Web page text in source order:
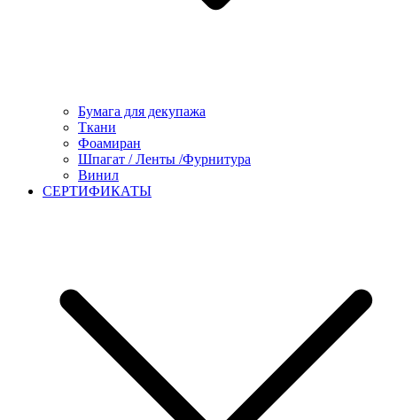
Бумага для декупажа
Ткани
Фоамиран
Шпагат / Ленты /Фурнитура
Винил
СЕРТИФИКАТЫ